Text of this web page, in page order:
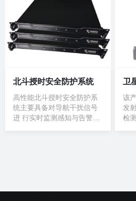
北斗授时安全防护系统
高性能北斗授时安全防护系
统主要具备对导航干扰信号
进 行实时监测感知与告警、
该
发
检
统